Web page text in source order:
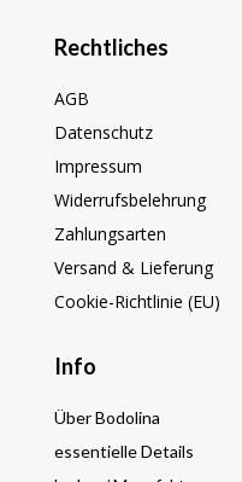
Rechtliches
AGB
Datenschutz
Impressum
Widerrufsbelehrung
Zahlungsarten
Versand & Lieferung
Cookie-Richtlinie (EU)
Info
Über Bodolina
essentielle Details